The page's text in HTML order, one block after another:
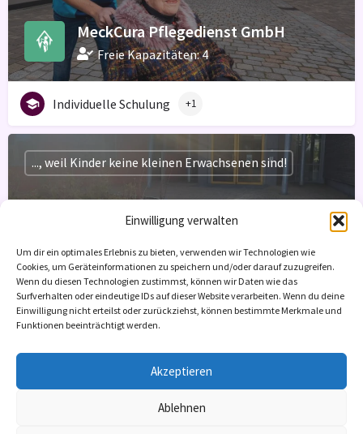
Einwilligung verwalten
Um dir ein optimales Erlebnis zu bieten, verwenden wir Technologien wie
Cookies, um Geräteinformationen zu speichern und/oder darauf zuzugreifen.
Wenn du diesen Technologien zustimmst, können wir Daten wie das
Surfverhalten oder eindeutige IDs auf dieser Website verarbeiten. Wenn du deine
Einwilligung nicht erteilst oder zurückziehst, können bestimmte Merkmale und
Funktionen beeinträchtigt werden.
Akzeptieren
Ablehnen
MeckCura Pflegedienst GmbH
Freie Kapazitäten: 4
Individuelle Schulung +1
Pflegeberatung Nadine Bohn
Freie Kapazitäten: 25
..., weil Kinder keine kleinen Erwachsenen sind!
Individuelle Schulung